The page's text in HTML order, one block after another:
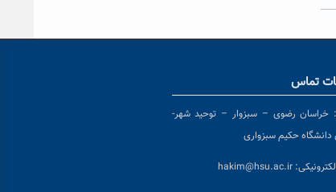
تماس
خراسان رضوی – سبزوار – توحید شهر-
حکیم سبزواری
hakim@hsu.ac.ir